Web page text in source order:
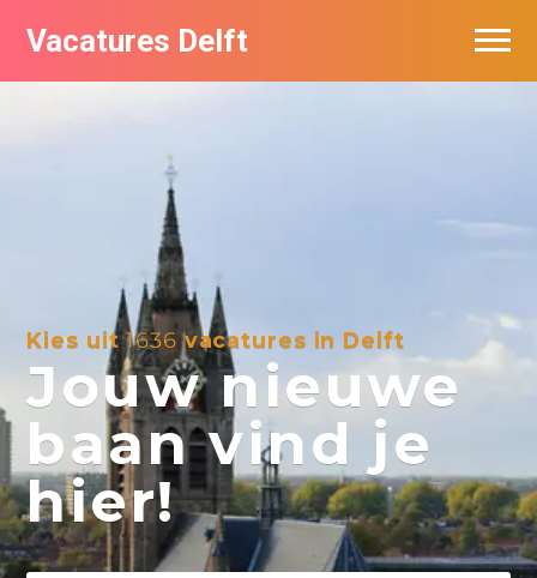
Vacatures Delft
Kies uit1636 vacatures in Delft
Jouw nieuwe
baan vind je
hier!
Vacatures per bedrijf in Delft